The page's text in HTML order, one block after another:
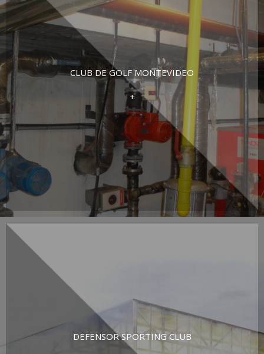
CLUB DE GOLF MONTEVIDEO
+
DEFENSOR SPORTING CLUB